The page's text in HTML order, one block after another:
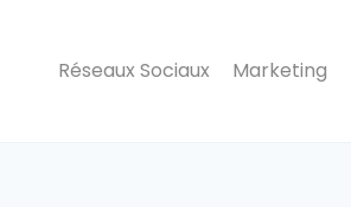
Réseaux Sociaux Marketing